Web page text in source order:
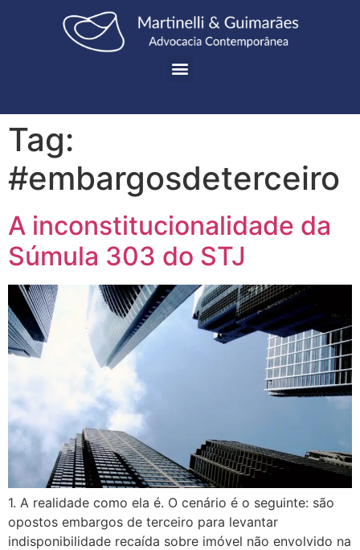
Tag:
#embargosdeterceiro
A inconstitucionalidade da
Súmula 303 do STJ
1. A realidade como ela é. O cenário é o seguinte: são
opostos embargos de terceiro para levantar
indisponibilidade recaída sobre imóvel não envolvido na